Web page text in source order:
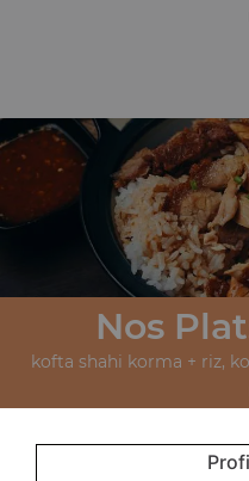
Nos
kofta shahi korma + riz,